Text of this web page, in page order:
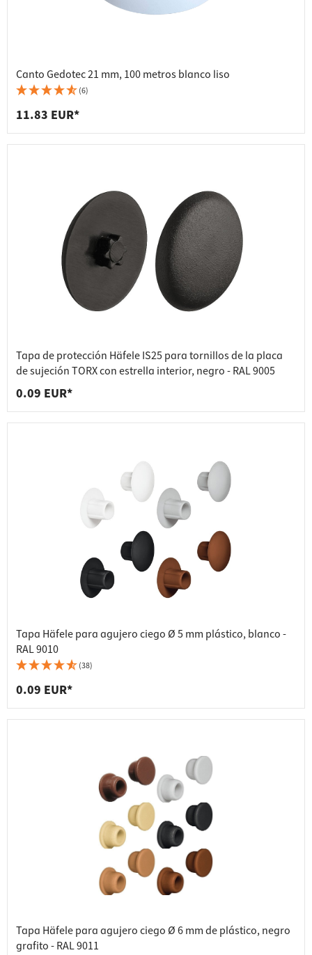
Canto Gedotec 21 mm, 100 metros blanco liso
(6)
11.83 EUR*
Tapa de protección Häfele IS25 para tornillos de la placa
de sujeción TORX con estrella interior, negro - RAL 9005
0.09 EUR*
Tapa Häfele para agujero ciego Ø 5 mm plástico, blanco -
RAL 9010
(38)
0.09 EUR*
Tapa Häfele para agujero ciego Ø 6 mm de plástico, negro
grafito - RAL 9011